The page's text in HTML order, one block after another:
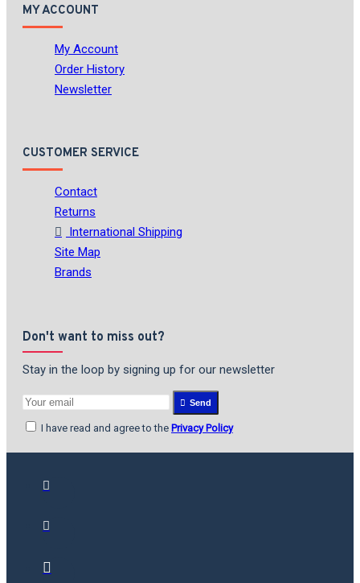
MY ACCOUNT
My Account
Order History
Newsletter
CUSTOMER SERVICE
Contact
Returns
International Shipping
Site Map
Brands
Don't want to miss out?
Stay in the loop by signing up for our newsletter
Send
I have read and agree to the Privacy Policy